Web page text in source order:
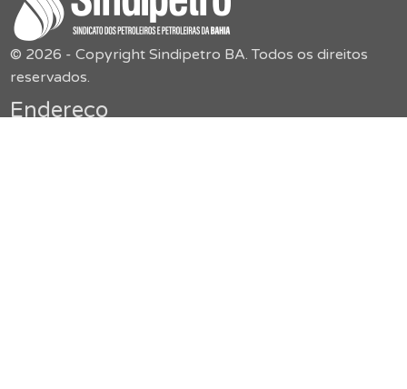
© 2026 - Copyright Sindipetro BA. Todos os direitos
reservados.
Endereço